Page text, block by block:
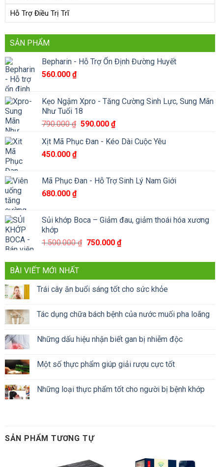
Hỗ Trợ Điều Trị Trĩ
SẢN PHẨM
Bepharin - Hỗ Trợ Ổn Định Đường Huyết
560.000 ₫
Kẹo Ngậm Xpro - Tăng Cường Sinh Lực, Sung Mãn
Như Tuổi 18
790.000₫ Giá
là:
590.000 ₫Giá
tại
Xịt Mã Phục Đan - Kéo Dài Cuộc Yêu
450.000 ₫
Mã Phục Đan - Hỗ Trợ Sinh Lý Nam Giới
680.000 ₫
Sủi khớp Boca – Giảm đau, giảm thoái hóa xương
khớp
1.500.000₫ Giá
là:
750.000 ₫Giá
tại
BÀI VIẾT MỚI NHẤT
Trái cây ăn buổi sáng tốt cho sức khỏe
Tác dụng chữa bách bệnh của nước muối pha loãng
Những dấu hiệu nhận biết gan bị nhiễm độc
Một số thực phẩm giúp giải rượu cực tốt
Những loại thực phẩm tốt cho người bị bệnh khớp
SẢN PHẨM TƯƠNG TỰ